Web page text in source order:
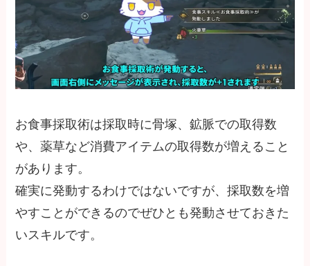
お食事採取術は採取時に骨塚、鉱脈での取得数
や、薬草など消費アイテムの取得数が増えること
があります。
確実に発動するわけではないですが、採取数を増
やすことができるのでぜひとも発動させておきた
いスキルです。